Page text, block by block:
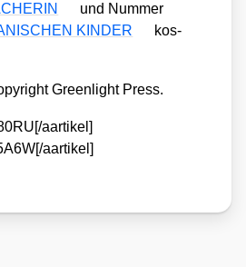
und Num­mer
KINDER
kos­
Green­light Press.
aartikel]
aartikel]